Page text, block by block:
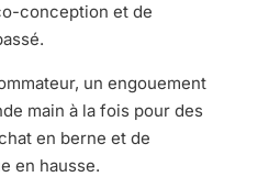
conception et de
un engouement
main à la fois pour des
en berne et de
en hausse.